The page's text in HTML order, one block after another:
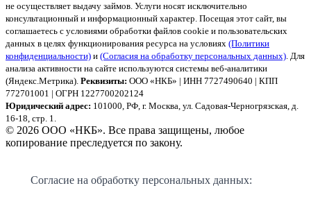
не осуществляет выдачу займов. Услуги носят исключительно
консультационный и информационный характер. Посещая этот сайт, вы
соглашаетесь с условиями обработки файлов cookie и пользовательских
данных в целях функционирования ресурса на условиях (Политики
конфиденциальности) и (Согласия на обработку персональных данных). Для
анализа активности на сайте используются системы веб-аналитики
(Яндекс.Метрика). Реквизиты: ООО «НКБ» | ИНН 7727490640 | КПП
772701001 | ОГРН 1227700202124
Юридический адрес: 101000, РФ, г. Москва, ул. Садовая-Черногрязская, д.
16-18, стр. 1.
© 2026 ООО «НКБ». Все права защищены, любое
копирование преследуется по закону.
Согласие на обработку персональных данных: